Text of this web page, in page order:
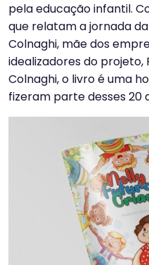
pela educação infantil.
que relatam a jornada
Colnaghi, mãe dos
idealizadores do
Colnaghi, o livro é uma
fizeram parte desses 20